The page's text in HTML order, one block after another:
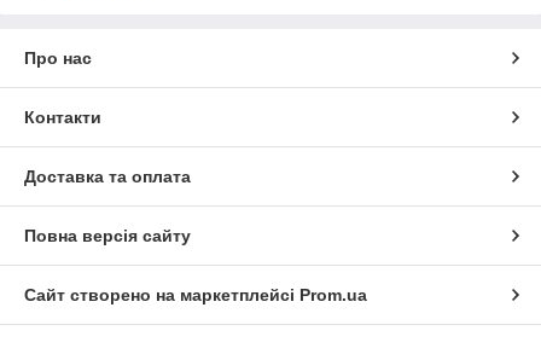
Про нас
Контакти
Доставка та оплата
Повна версія сайту
Сайт створено на маркетплейсі Prom.ua